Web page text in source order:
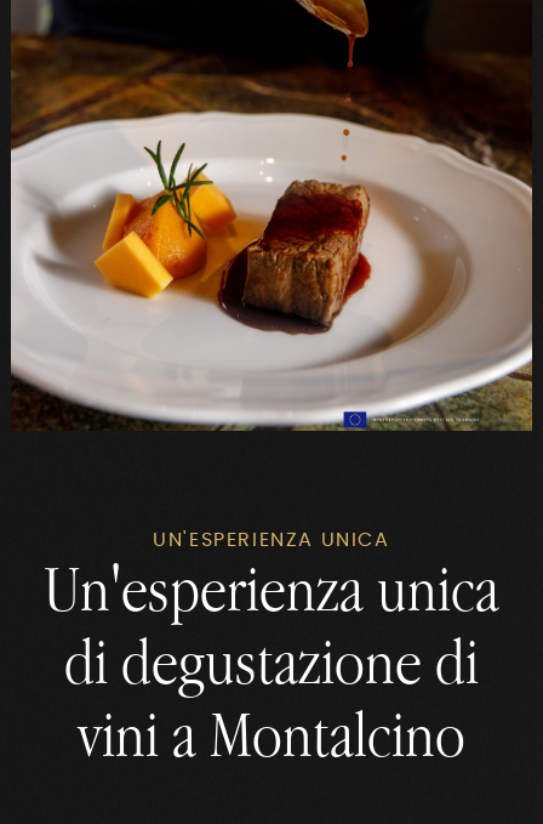
UN'ESPERIENZA UNICA
Un'esperienza unica
di degustazione di
vini a Montalcino